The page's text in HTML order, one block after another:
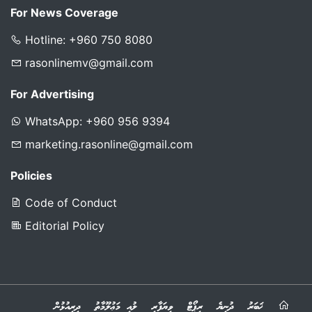
For News Coverage
Hotline: +960 750 8080
rasonlinemv@gmail.com
For Advertising
WhatsApp: +960 956 9394
marketing.rasonline@gmail.com
Policies
Code of Conduct
Editorial Policy
ޚަބަރު ދުނިޔެ ރިޕޯޓް ވިޔަފާރި ލުއި މަޢުލޫމާތު ދިރިއުޅުން